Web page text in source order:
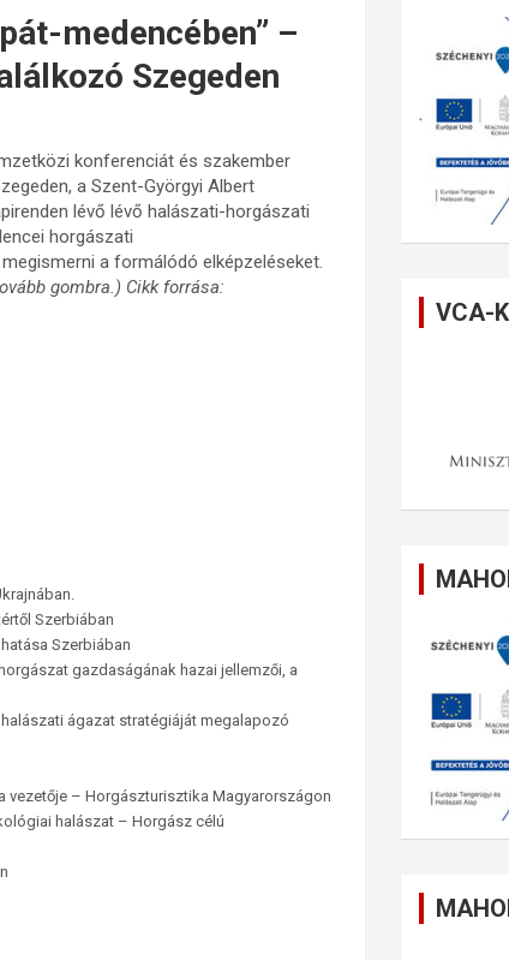
medencében” –
Szegeden
konferenciát és szakember
a Szent-Györgyi Albert
lévő lévő halászati-horgászati
horgászati
a formálódó elképzeléseket.
gombra.) Cikk forrása:
Szerbiában
Szerbiában
gazdaságának hazai jellemzői, a
ágazat stratégiáját megalapozó
vezetője – Horgászturisztika Magyarországon
halászat – Horgász célú
VCA-